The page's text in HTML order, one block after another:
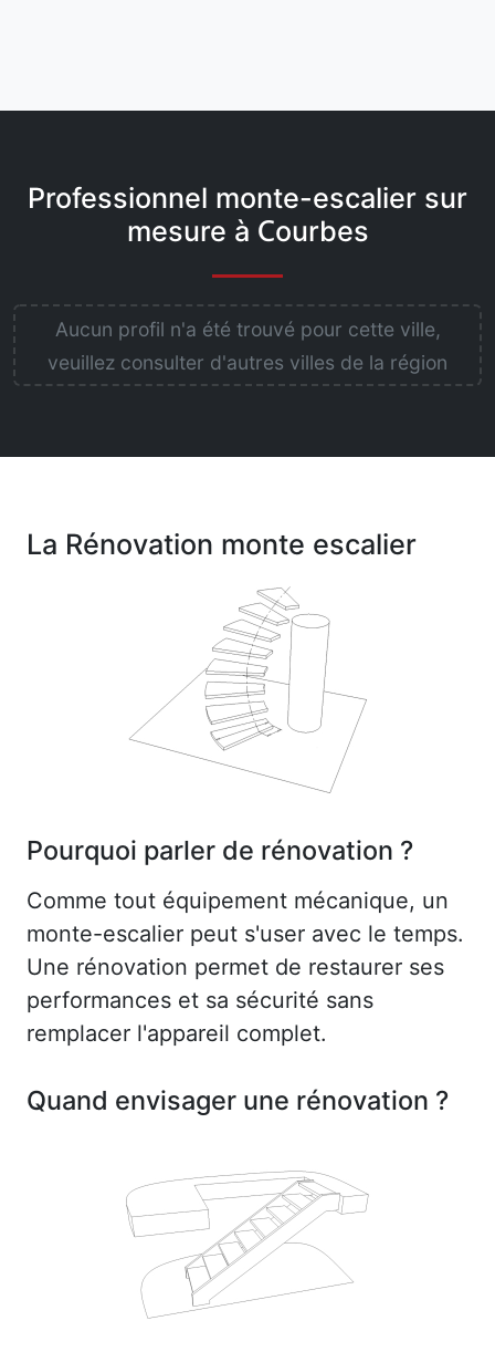
Professionnel monte-escalier sur
mesure à Courbes
Aucun profil n'a été trouvé pour cette ville,
veuillez consulter d'autres villes de la région
La Rénovation monte escalier
Pourquoi parler de rénovation ?
Comme tout équipement mécanique, un
monte-escalier peut s'user avec le temps.
Une rénovation permet de restaurer ses
performances et sa sécurité sans
remplacer l'appareil complet.
Quand envisager une rénovation ?